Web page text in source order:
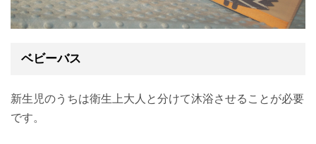
ベビーバス
新生児のうちは衛生上大人と分けて沐浴させることが必要
です。